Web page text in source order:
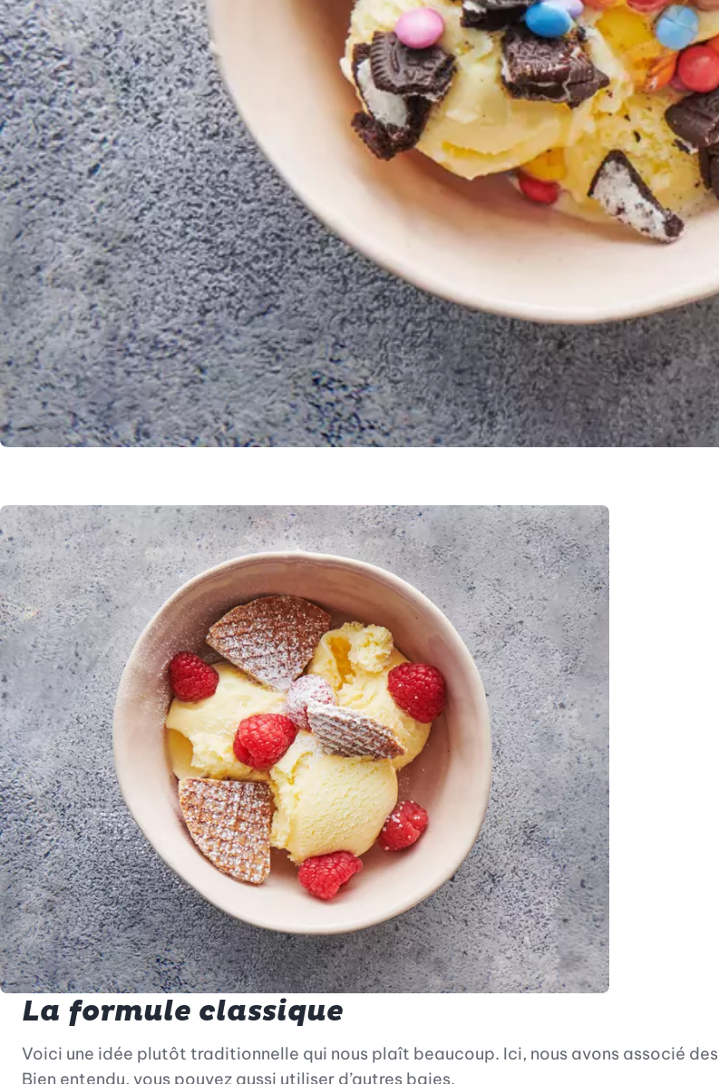
La formule classique
Voici une idée plutôt traditionnelle qui nous plaît beaucoup. Ici, nous avons associé des
Bien entendu, vous pouvez aussi utiliser d’autres baies.